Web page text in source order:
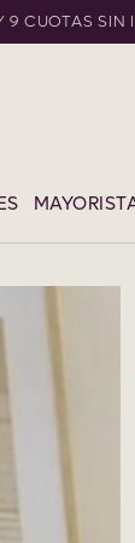
CONTENIDO
9 CUOTAS SIN